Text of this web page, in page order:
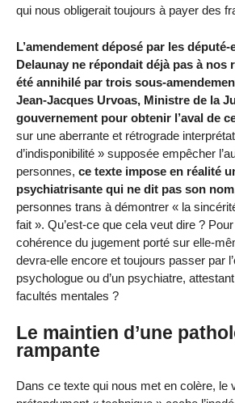
qui nous obligerait toujours à payer des
L’amendement déposé par les
Delaunay ne répondait déjà pas à nos
été annihilé par trois sous-
Jean-Jacques Urvoas, Ministre de la
gouvernement pour obtenir l’aval de
sur une aberrante et rétrograde
d’indisponibilité » supposée empêcher
personnes, ce texte impose en réalité
psychiatrisante qui ne dit pas son nom
personnes trans à démontrer « la
fait ». Qu’est-ce que cela veut dire ?
cohérence du jugement porté sur elle-
devra-elle encore et toujours passer par
psychologue ou d’un psychiatre,
facultés mentales ?
Le maintien d’une
rampante
Dans ce texte qui nous met en colère, le